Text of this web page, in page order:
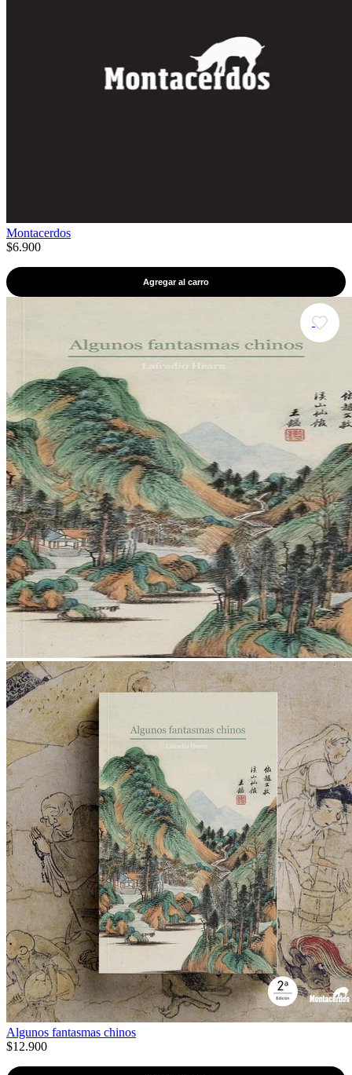
Montacerdos
$6.900
Agregar al carro
Algunos fantasmas chinos
$12.900